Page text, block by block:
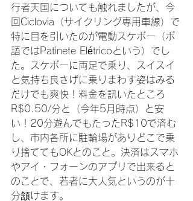
行者天国についても触れましたが、今
回Ciclovia（サイクリング専用車線）で
特に目を引いたのが電動スケボー（ポ
語ではPatinete Elétricoという）でし
た。スケボーに両足で乗り、スイスイ
と気持ち良さげに乗りまわす姿はみる
だけでも爽快！料金を訊いたところ
R$0.50/分と（今年5月時点）と安
い！20分遊んでもたったR$10で済む
し、市内各所に駐輪場がありどこで乗
り捨ててもOKとのこと。決済はスマホ
やアイ・フォーンのアプリで出来ると
のことで、若者に大人気というのが十
分頷けます。